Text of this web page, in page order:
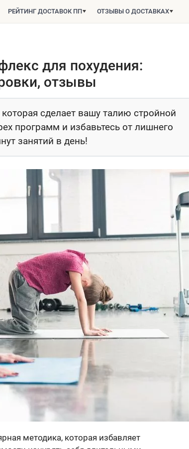
РЕЙТИНГ ДОСТАВОК ПП ОТЗЫВЫ О ДОСТАВКАХ
для похудения:
отзывы
сделает вашу талию стройной
программ и избавьтесь от лишнего
занятий в день!
методика, которая избавляет